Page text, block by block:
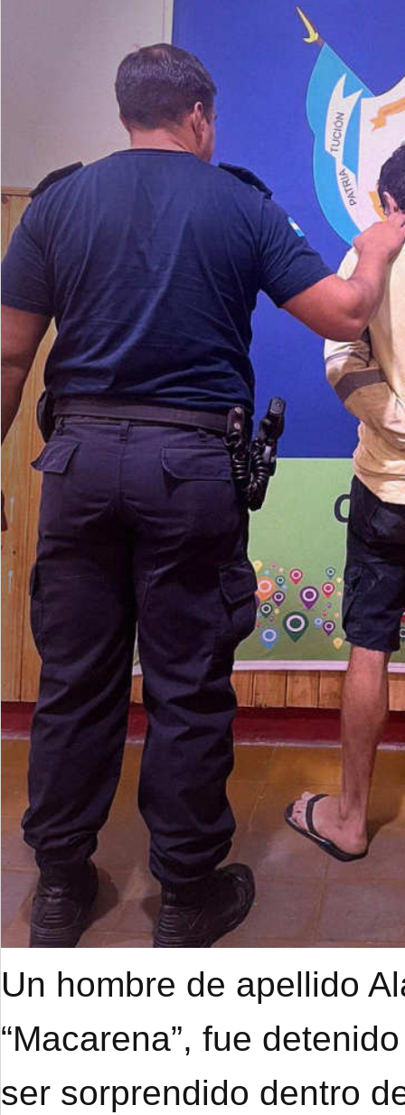
Un hombre de apellido
“Macarena”, fue
ser sorprendido dentro